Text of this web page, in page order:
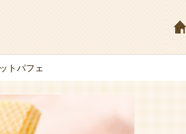
トパフェ